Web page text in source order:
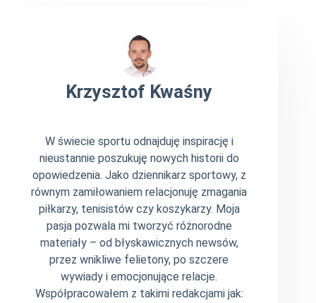
Krzysztof Kwaśny
W świecie sportu odnajduję inspirację i
nieustannie poszukuję nowych historii do
opowiedzenia. Jako dziennikarz sportowy, z
równym zamiłowaniem relacjonuję zmagania
piłkarzy, tenisistów czy koszykarzy. Moja
pasja pozwala mi tworzyć różnorodne
materiały – od błyskawicznych newsów,
przez wnikliwe felietony, po szczere
wywiady i emocjonujące relacje.
Współpracowałem z takimi redakcjami jak: